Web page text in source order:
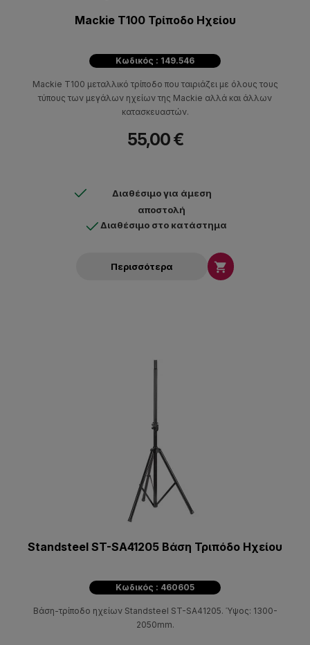
Mackie T100 Τρίποδο Ηχείου
Κωδικός : 149.546
Mackie T100 μεταλλικό τρίποδο που ταιριάζει με όλους τους
τύπους των μεγάλων ηχείων της Mackie αλλά και άλλων
κατασκευαστών.
55,00 €
Διαθέσιμο για άμεση
αποστολή
Διαθέσιμο στο κατάστημα
Περισσότερα 
Standsteel ST-SA41205 Bάση Τριπόδο Ηχείου
Κωδικός : 460605
Βάση-τρίποδο ηχείων Standsteel ST-SA41205. Ύψος: 1300-
2050mm.